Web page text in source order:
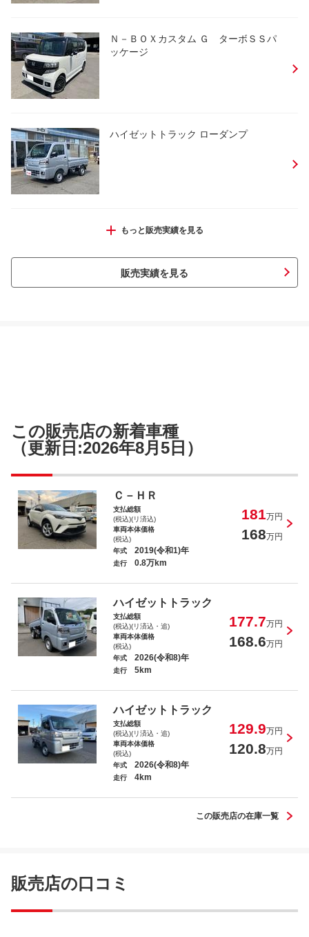
Ｎ－ＢＯＸカスタム Ｇ ターボＳＳパ
ッケージ
ハイゼットトラック ローダンプ
ヴィッツ ジュエラ
タントエグゼ Ｇ
キャリイトラック ６０周年記念車
ヴォクシー ＺＳ 煌
もっと販売実績を見る
販売実績を見る
この販売店の新着車種
（更新日:2026年8月5日）
Ｃ－ＨＲ
支払総額
(税込)(リ済込)
181万円
車両本体価格
(税込)
168万円
年式 2019(令和1)年
走行 0.8万km
ハイゼットトラック
支払総額
(税込)(リ済込・追)
177.7万円
車両本体価格
(税込)
168.6万円
年式 2026(令和8)年
走行 5km
ハイゼットトラック
支払総額
(税込)(リ済込・追)
129.9万円
車両本体価格
(税込)
120.8万円
年式 2026(令和8)年
走行 4km
この販売店の在庫一覧
販売店の口コミ